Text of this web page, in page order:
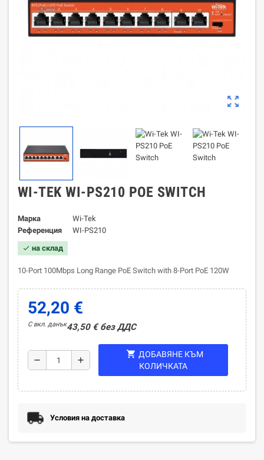
zoom_out_map
WI-TEK WI-PS210 POE SWITCH
Марка
Wi-Tek
Референция
WI-PS210
check на склад
10-Port 100Mbps Long Range PoE Switch with 8-Port PoE 120W
52,20 €
С вкл. данък43,50 € без ДДС
remove add
shopping_cart ДОБАВЯНЕ КЪМ
КОЛИЧКАТА
Условия на доставка